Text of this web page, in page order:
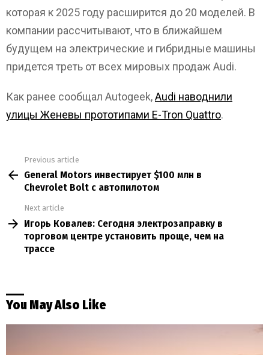
которая к 2025 году расширится до 20 моделей. В
компании рассчитывают, что в ближайшем
будущем на электрические и гибридные машины
придется треть от всех мировых продаж Audi.
Как ранее сообщал Autogeek,Audi наводнили
улицы Женевы прототипами E-Tron Quattro.
more
Previous article
General Motors инвестирует $100 млн в
Chevrolet Bolt с автопилотом
Next article
Игорь Ковалев: Сегодня электрозаправку в
торговом центре установить проще, чем на
трассе
You May Also Like